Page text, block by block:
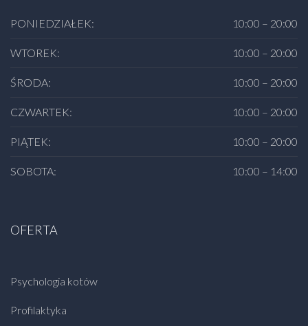
PONIEDZIAŁEK: 10:00 – 20:00
WTOREK: 10:00 – 20:00
ŚRODA: 10:00 – 20:00
CZWARTEK: 10:00 – 20:00
PIĄTEK: 10:00 – 20:00
SOBOTA: 10:00 – 14:00
OFERTA
Psychologia kotów
Profilaktyka